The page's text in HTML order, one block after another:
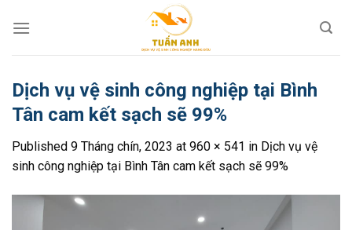
Dịch vụ vệ sinh công nghiệp tại Bình
Tân cam kết sạch sẽ 99%
Published 9 Tháng chín, 2023 at 960 × 541 in Dịch vụ vệ
sinh công nghiệp tại Bình Tân cam kết sạch sẽ 99%